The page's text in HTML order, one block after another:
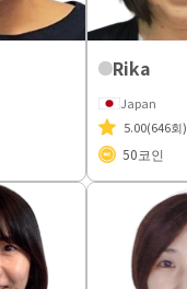
Rika
Japan
5.00(646회)
50코인